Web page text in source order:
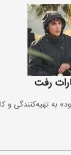
رفت
به تهیه‌کنندگی و